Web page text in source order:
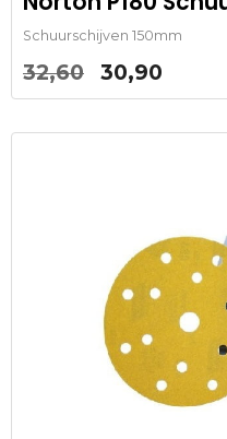
Schuurschijven 150mm
32,60
prijs
was:
30,90
prijs
is: